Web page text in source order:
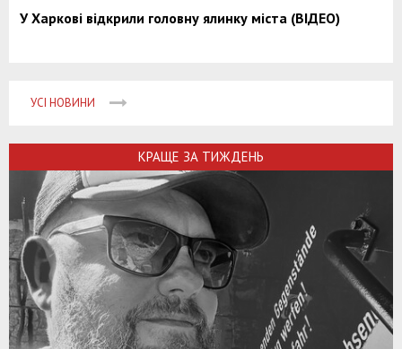
У Харкові відкрили головну ялинку міста (ВІДЕО)
УСІ НОВИНИ
КРАЩЕ ЗА ТИЖДЕНЬ